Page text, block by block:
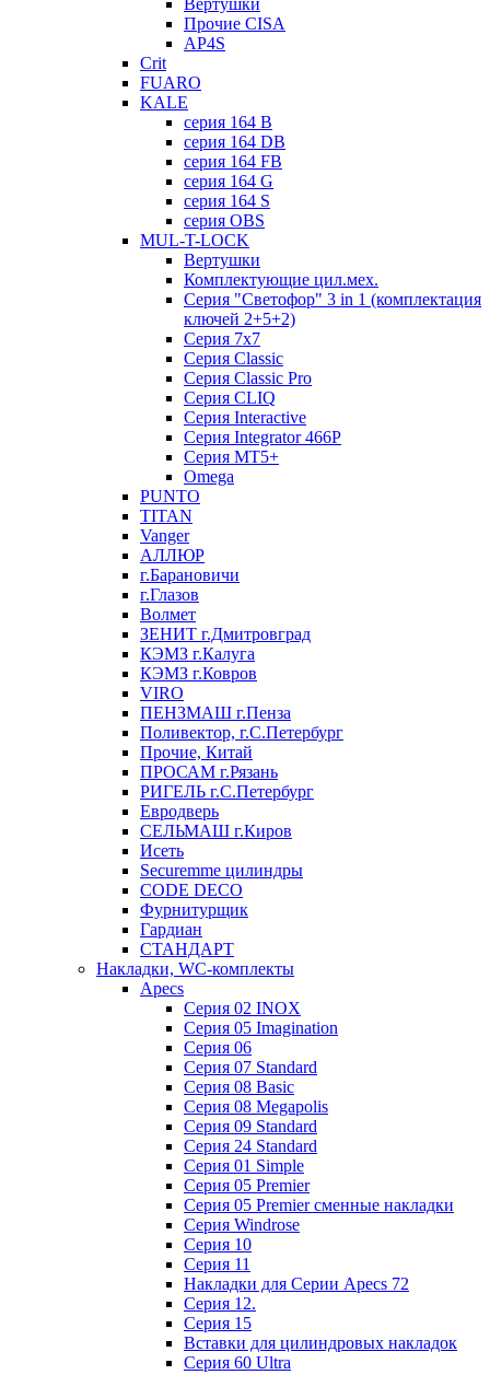
Вертушки
Прочие CISA
AP4S
Crit
FUARO
KALE
серия 164 B
серия 164 DB
серия 164 FB
серия 164 G
серия 164 S
серия OBS
MUL-T-LOCK
Вертушки
Комплектующие цил.мех.
Серия "Светофор" 3 in 1 (комплектация
ключей 2+5+2)
Серия 7х7
Серия Classic
Серия Classic Pro
Серия CLIQ
Серия Interactive
Серия Integrator 466P
Серия MT5+
Omega
PUNTO
TITAN
Vanger
АЛЛЮР
г.Барановичи
г.Глазов
Волмет
ЗЕНИТ г.Дмитровград
КЭМЗ г.Калуга
КЭМЗ г.Ковров
VIRO
ПЕНЗМАШ г.Пенза
Поливектор, г.С.Петербург
Прочие, Китай
ПРОСАМ г.Рязань
РИГЕЛЬ г.С.Петербург
Евродверь
СЕЛЬМАШ г.Киров
Исеть
Securemme цилиндры
CODE DECO
Фурнитурщик
Гардиан
СТАНДАРТ
Накладки, WC-комплекты
Apecs
Cерия 02 INOX
Cерия 05 Imagination
Cерия 06
Cерия 07 Standard
Cерия 08 Basic
Cерия 08 Megapolis
Cерия 09 Standard
Cерия 24 Standard
Серия 01 Simple
Серия 05 Premier
Серия 05 Premier сменные накладки
Cерия Windrose
Серия 10
Серия 11
Накладки для Серии Apecs 72
Серия 12.
Серия 15
Вставки для цилиндровых накладок
Серия 60 Ultra